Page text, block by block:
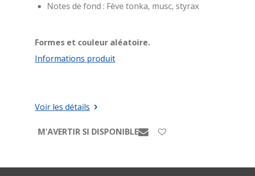
Notes de fond : Fève tonka, musc, styrax
Formes et couleur aléatoire.
Informations produit
Voir les détails
M'AVERTIR SI DISPONIBLE